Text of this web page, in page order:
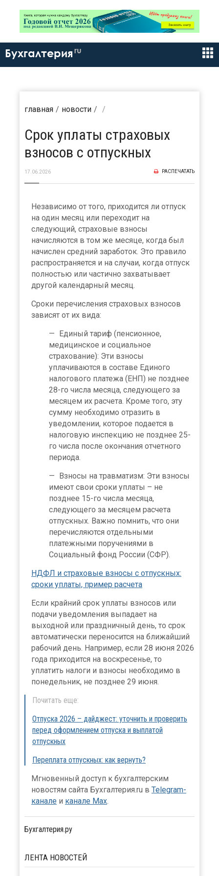
Бухгалтерия ru
главная новости
Срок уплаты страховых
взносов с отпускных
17.06.2026 РАСПЕЧАТАТЬ
Независимо от того, приходится ли отпуск
на один месяц или переходит на
следующий, страховые взносы
начисляются в том же месяце, когда был
начислен средний заработок. Это правило
распространяется и на случаи, когда отпуск
полностью или частично захватывает
другой календарный месяц.
Сроки перечисления страховых взносов
зависят от их вида:
Единый тариф (пенсионное,
медицинское и социальное
страхование): Эти взносы
уплачиваются в составе Единого
налогового платежа (ЕНП) не позднее
28-го числа месяца, следующего за
месяцем их расчета. Кроме того, эту
сумму необходимо отразить в
уведомлении, которое подается в
налоговую инспекцию не позднее 25-
го числа после окончания отчетного
периода.
Взносы на травматизм: Эти взносы
имеют свои сроки уплаты – не
позднее 15-го числа месяца,
следующего за месяцем расчета
отпускных. Важно помнить, что они
перечисляются отдельными
платежными поручениями в
Социальный фонд России (СФР).
НДФЛ и страховые взносы с отпускных:
сроки уплаты, пример расчета
Если крайний срок уплаты взносов или
подачи уведомления выпадает на
выходной или праздничный день, то срок
автоматически переносится на ближайший
рабочий день. Например, если 28 июня 2026
года приходится на воскресенье, то
уплатить налоги и взносы необходимо в
понедельник, не позднее 29 июня.
Почитать еще:
Отпуска 2026 – дайджест: уточнить и проверить
перед оформлением отпуска и выплатой
отпускных
Переплата отпускных: как вернуть?
Мгновенный доступ к бухгалтерским
новостям сайта Бухгалтерия.ru в Telegram-
канале и канале Max.
Бухгалтерия.ру
ЛЕНТА НОВОСТЕЙ